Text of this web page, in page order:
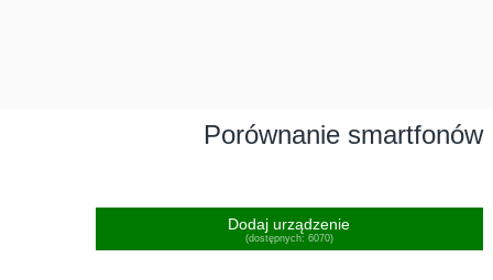
Porównanie smartfonów
Dodaj urządzenie
(dostępnych: 6070)